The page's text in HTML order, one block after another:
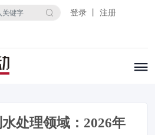
登录 丨 注册
处理领域：2026年